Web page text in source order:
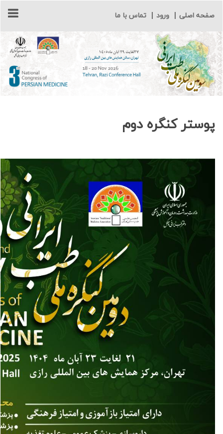
صفحه اصلی ورود تماس با ما
پوستر کنگره دوم